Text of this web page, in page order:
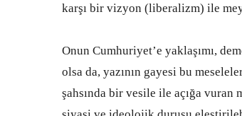
karşı bir vizyon (liberalizm) ile
Onun Cumhuriyet’e yaklaşımı,
olsa da, yazının gayesi bu
şahsında bir vesile ile açığa